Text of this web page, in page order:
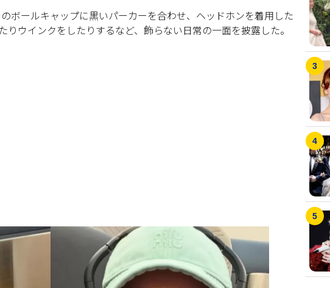
ボールキャップに黒いパーカーを合わせ、ヘッドホンを着用した
ウインクをしたりするなど、飾らない日常の一面を披露した。